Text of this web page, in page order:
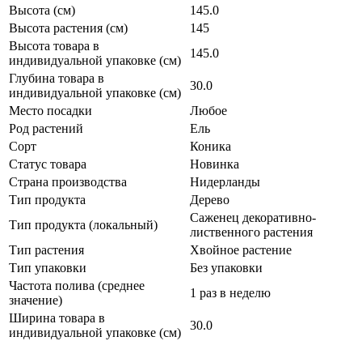
Высота (см)
145.0
Высота растения (см)
145
Высота товара в
индивидуальной упаковке (см)
145.0
Глубина товара в
индивидуальной упаковке (см)
30.0
Место посадки
Любое
Род растений
Ель
Сорт
Коника
Статус товара
Новинка
Страна производства
Нидерланды
Тип продукта
Дерево
Тип продукта (локальный)
Саженец декоративно-
лиственного растения
Тип растения
Хвойное растение
Тип упаковки
Без упаковки
Частота полива (среднее
значение)
1 раз в неделю
Ширина товара в
индивидуальной упаковке (см)
30.0